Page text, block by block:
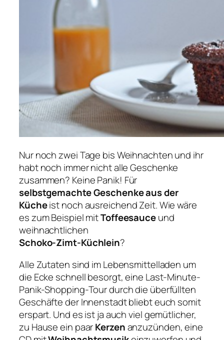
Nur noch zwei Tage bis Weihnachten und ihr
habt noch immer nicht alle Geschenke
zusammen? Keine Panik! Für
selbstgemachte Geschenke aus der
Kücheist noch ausreichend Zeit. Wie wäre
es zum Beispiel mitToffeesauceund
weihnachtlichen
Schoko-Zimt-Küchlein?
Alle Zutaten sind im Lebensmittelladen um
die Ecke schnell besorgt, eine Last-Minute-
Panik-Shopping-Tour durch die überfüllten
Geschäfte der Innenstadt bliebt euch somit
erspart. Und es ist ja auch viel gemütlicher,
zu Hause ein paarKerzenanzuzünden, eine